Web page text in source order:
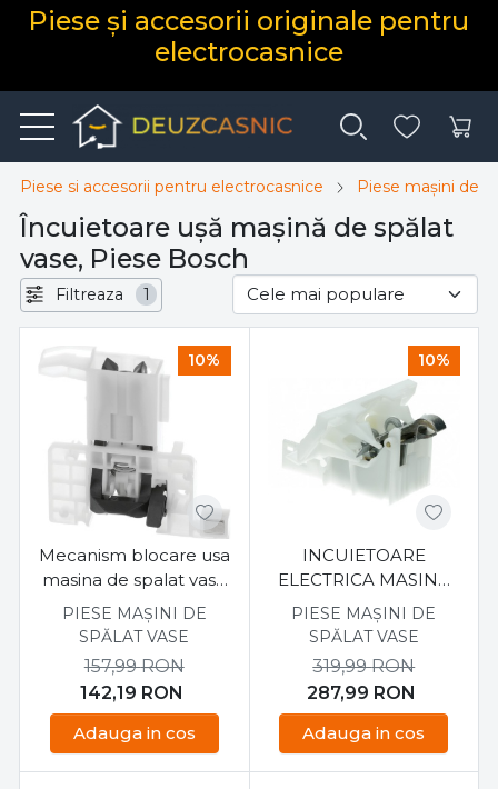
Piese și accesorii originale pentru
electrocasnice
Piese si accesorii pentru electrocasnice Piese mașini de
Încuietoare ușă mașină de spălat
vase, Piese Bosch
Filtreaza 1
10%
Mecanism blocare usa
masina de spalat vase
Bosch 10006917
PIESE MAȘINI DE
SPĂLAT VASE
142,19 RON
157,99RON
Adauga in cos
10%
INCUIETOARE
ELECTRICA MASINA
DE SPALAT VASE
BOSCH 00056218
PIESE MAȘINI DE
SPĂLAT VASE
287,99 RON
319,99RON
Adauga in cos